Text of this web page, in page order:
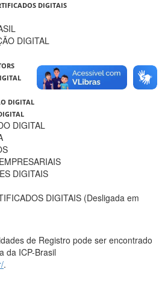
DIGITAIS
DIGITAL
DIGITAL
DIGITAL
DIGITAIS
DIGITAIS (Desligada em
de Registro pode ser encontrado
da ICP-Brasil
.